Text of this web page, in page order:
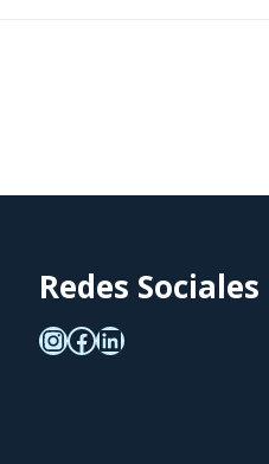
Redes Sociales